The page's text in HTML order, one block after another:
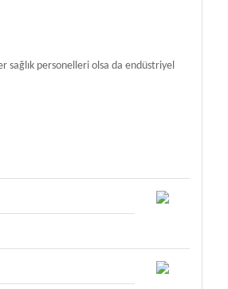
sağlık personelleri olsa da endüstriyel